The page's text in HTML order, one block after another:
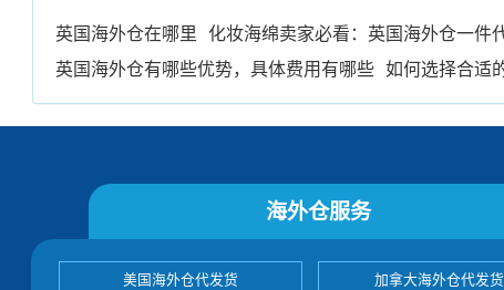
英国海外仓在哪里 化妆海绵卖家必看：英国海外仓一件
英国海外仓有哪些优势，具体费用有哪些 如何选择合适
海外仓服务
美国海外仓代发货 加拿大海外仓代发货